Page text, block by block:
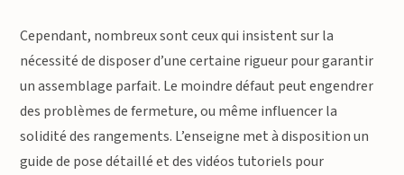
Cependant, nombreux sont ceux qui insistent sur la
nécessité de disposer d’une certaine rigueur pour garantir
un assemblage parfait. Le moindre défaut peut engendrer
des problèmes de fermeture, ou même influencer la
solidité des rangements. L’enseigne met à disposition un
guide de pose détaillé et des vidéos tutoriels pour